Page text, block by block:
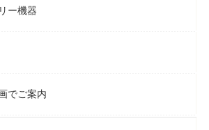
ー機器
でご案内